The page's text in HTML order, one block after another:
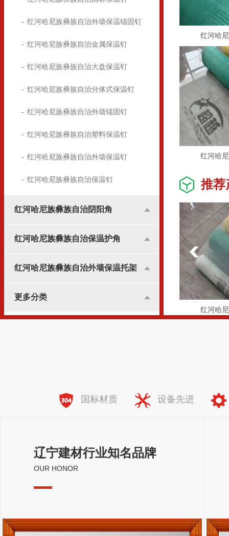
红河哈尼族彝族自治外墙保温锚固钉
红河哈尼族彝族自治金属保温钉
红河哈尼族彝族自治大盘保温钉
红河哈尼族彝族自治分体式保温钉
红河哈尼族彝族自治外墙锚固钉
红河哈尼族彝族自治塑料保温钉
红河哈尼族彝族自治外墙保温钉
红河哈尼族彝族自治保温钉
红河哈尼族彝族自治阴阳角
红河哈尼族彝族自治保温护角
红河哈尼族彝族自治外墙保温托架
更多分类
红河哈
红河哈
推荐
红河哈
国标材质 设备先进
辽宁建材行业知名品牌
OUR HONOR